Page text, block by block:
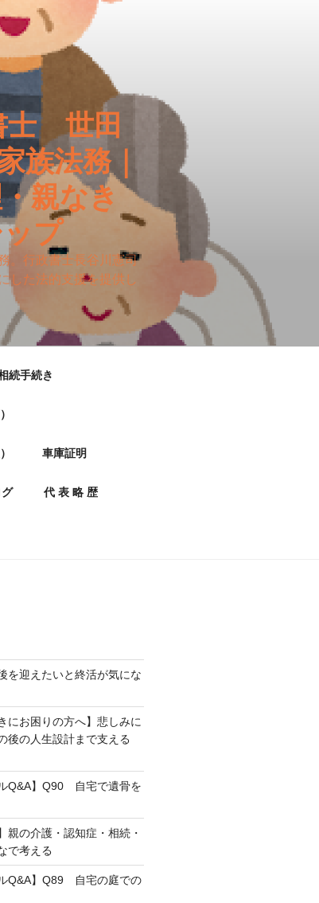
士 世田
族法務｜
親なき
プ
。行政書士長谷川憲司
した法的支援を提供し
続手続き
車庫証明
代 表 略 歴
を迎えたいと終活が気にな
にお困りの方へ】悲しみに
後の人生設計まで支える
Q&A】Q90 自宅で遺骨を
親の介護・認知症・相続・
で考える
Q&A】Q89 自宅の庭での